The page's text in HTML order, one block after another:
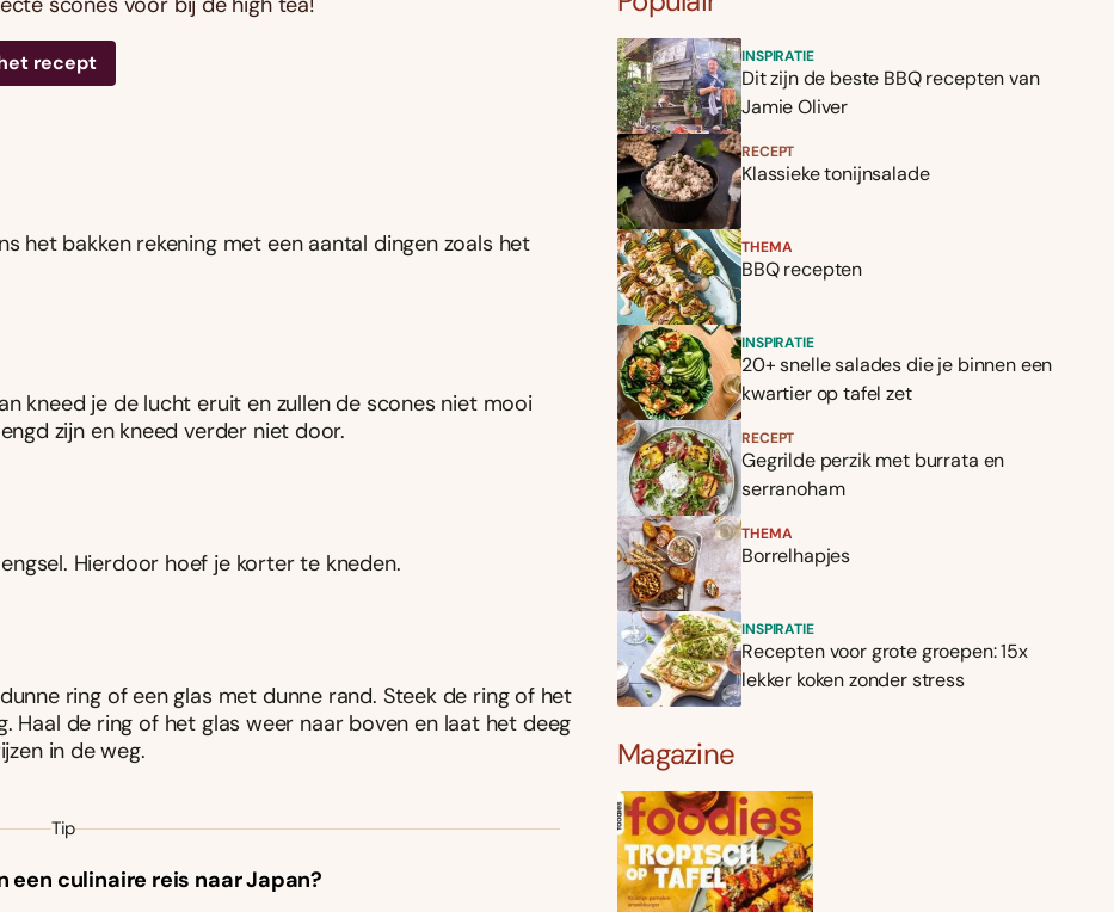
recept
het bakken rekening met een aantal dingen zoals het
kneed je de lucht eruit en zullen de scones niet mooi
zijn en kneed verder niet door.
Hierdoor hoef je korter te kneden.
ring of een glas met dunne rand. Steek de ring of het
Haal de ring of het glas weer naar boven en laat het deeg
in de weg.
Tip
een culinaire reis naar Japan?
INSPIRATIE
Dit zijn de beste BBQ recepten van
Jamie Oliver
RECEPT
Klassieke tonijnsalade
THEMA
BBQ recepten
INSPIRATIE
20+ snelle salades die je binnen een
kwartier op tafel zet
RECEPT
Gegrilde perzik met burrata en
serranoham
THEMA
Borrelhapjes
INSPIRATIE
Recepten voor grote groepen: 15x
lekker koken zonder stress
Magazine